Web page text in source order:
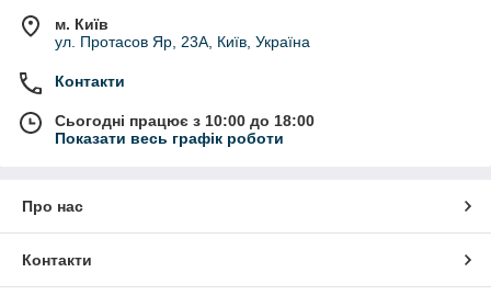
м. Київ
ул. Протасов Яр, 23А, Київ, Україна
Контакти
Сьогодні працює з 10:00 до 18:00
Показати весь графік роботи
Про нас
Контакти